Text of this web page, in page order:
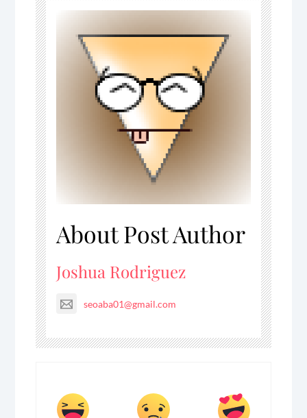
About Post Author
Joshua Rodriguez
seoaba01@gmail.com